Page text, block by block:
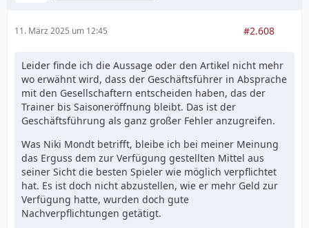
11. März 2025 um 12:45 #2.608
Leider finde ich die Aussage oder den Artikel nicht mehr
wo erwähnt wird, dass der Geschäftsführer in Absprache
mit den Gesellschaftern entscheiden haben, das der
Trainer bis Saisoneröffnung bleibt. Das ist der
Geschäftsführung als ganz großer Fehler anzugreifen.
Was Niki Mondt betrifft, bleibe ich bei meiner Meinung
das Erguss dem zur Verfügung gestellten Mittel aus
seiner Sicht die besten Spieler wie möglich verpflichtet
hat. Es ist doch nicht abzustellen, wie er mehr Geld zur
Verfügung hatte, wurden doch gute
Nachverpflichtungen getätigt.